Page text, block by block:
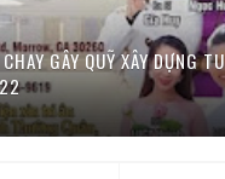
GÂY QUỸ XÂY DỰNG